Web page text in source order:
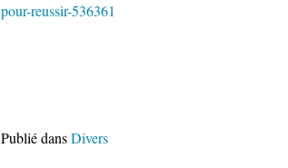
pour-reussir-536361
Publié dansDivers